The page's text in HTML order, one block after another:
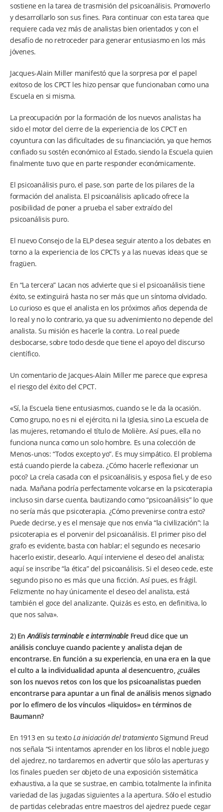
sostiene en la tarea de trasmisión del psicoanálisis. Promoverlo
y desarrollarlo son sus fines. Para continuar con esta tarea que
requiere cada vez más de analistas bien orientados y con el
desafío de no retroceder para generar entusiasmo en los más
jóvenes.
Jacques-Alain Miller manifestó que la sorpresa por el papel
exitoso de los CPCT les hizo pensar que funcionaban como una
Escuela en si misma.
La preocupación por la formación de los nuevos analistas ha
sido el motor del cierre de la experiencia de los CPCT en
coyuntura con las dificultades de su financiación, ya que hemos
confiado su sostén económico al Estado, siendo la Escuela quien
finalmente tuvo que en parte responder económicamente.
El psicoanálisis puro, el pase, son parte de los pilares de la
formación del analista. El psicoanálisis aplicado ofrece la
posibilidad de poner a prueba el saber extraído del
psicoanálisis puro.
El nuevo Consejo de la ELP desea seguir atento a los debates en
torno a la experiencia de los CPCTs y a las nuevas ideas que se
fragüen.
En “La tercera” Lacan nos advierte que si el psicoanálisis tiene
éxito, se extinguirá hasta no ser más que un síntoma olvidado.
Lo curioso es que el analista en los próximos años dependa de
lo real y no lo contrario, ya que su advenimiento no depende del
analista. Su misión es hacerle la contra. Lo real puede
desbocarse, sobre todo desde que tiene el apoyo del discurso
científico.
Un comentario de Jacques-Alain Miller me parece que expresa
el riesgo del éxito del CPCT.
«Sí, la Escuela tiene entusiasmos, cuando se le da la ocasión.
Como grupo, no es ni el ejército, ni la Iglesia, sino La escuela de
las mujeres, retomando el título de Molière. Así pues, ella no
funciona nunca como un solo hombre. Es una colección de
Menos-unos: “Todos excepto yo”. Es muy simpático. El problema
está cuando pierde la cabeza. ¿Cómo hacerle reflexionar un
poco? La creía casada con el psicoanálisis, y esposa fiel, y de eso
nada. Mañana podría perfectamente volcarse en la psicoterapia
incluso sin darse cuenta, bautizando como “psicoanálisis” lo que
no sería más que psicoterapia. ¿Cómo prevenirse contra esto?
Puede decirse, y es el mensaje que nos envía “la civilización”: la
psicoterapia es el porvenir del psicoanálisis. El primer piso del
grafo es evidente, basta con hablar; el segundo es necesario
hacerlo existir, desearlo. Aquí interviene el deseo del analista;
aquí se inscribe “la ética” del psicoanálisis. Si el deseo cede, este
segundo piso no es más que una ficción. Así pues, es frágil.
Felizmente no hay únicamente el deseo del analista, está
también el goce del analizante. Quizás es esto, en definitiva, lo
que nos salva».
2) EnAnálisis terminable e interminable Freud dice que un
análisis concluye cuando paciente y analista dejan de
encontrarse. En función a su experiencia, en una era en la que
el culto a la individualidad apunta al desencuentro, ¿cuáles
son los nuevos retos con los que los psicoanalistas pueden
encontrarse para apuntar a un final de análisis menos signado
por lo efímero de los vínculos «liquidos» en términos de
Baumann?
En 1913 en su textoLa iniciación del tratamientoSigmund Freud
nos señala “Si intentamos aprender en los libros el noble juego
del ajedrez, no tardaremos en advertir que sólo las aperturas y
los finales pueden ser objeto de una exposición sistemática
exhaustiva, a la que se sustrae, en cambio, totalmente la infinita
variedad de las jugadas siguientes a la apertura. Sólo el estudio
de partidas celebradas entre maestros del ajedrez puede cegar